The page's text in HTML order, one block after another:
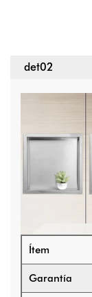
det02
Ítem
Garantía